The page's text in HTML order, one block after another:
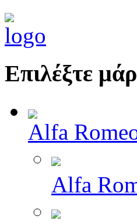
Επιλέξτε
Alfa
Alfa